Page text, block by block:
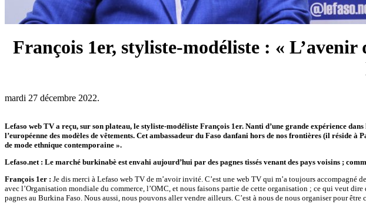
François 1er, styliste-modéliste : «
mardi 27 décembre 2022.
Lefaso web TV a reçu, sur son plateau, le styliste-modéliste François 1er. Nanti d’une grande expérience
l’européenne des modèles de vêtements. Cet ambassadeur du Faso danfani hors de nos frontières (il réside
de mode ethnique contemporaine ».
Lefaso.net : Le marché burkinabè est envahi aujourd’hui par des pagnes tissés venant des pays voisins ;
François 1er : Je dis merci à Lefaso web TV de m’avoir invité. C’est une web TV qui m’a toujours
avec l’Organisation mondiale du commerce, l’OMC, et nous faisons partie de cette organisation ; ce qui veut
pagnes au Burkina Faso. Nous aussi, nous pouvons aller vendre ailleurs. C’est à nous de nous organiser pour